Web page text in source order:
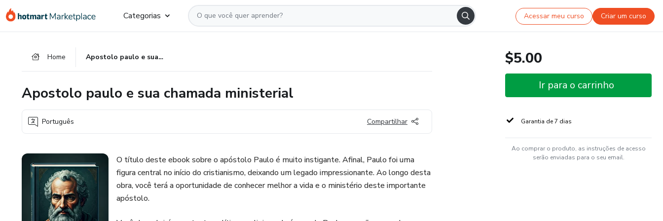
para
para
para
Categorias Acessar meu curso Criar um curso
Home Apostolo paulo e sua chamada ministerial
Apostolo paulo e sua chamada ministerial
Português Compartilhar
O título deste ebook sobre o apóstolo Paulo é muito instigante. Afinal, Paulo foi uma
figura central no início do cristianismo, deixando um legado impressionante. Ao longo desta
obra, você terá a oportunidade de conhecer melhor a vida e o ministério deste importante
apóstolo.
$5.00
Ir para o carrinho
Garantia de 7 dias
Ao comprar o produto, as instruções de acesso
serão enviadas para o seu email.